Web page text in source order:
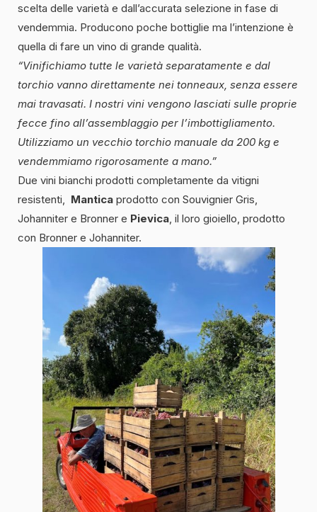
scelta delle varietà e dall’accurata selezione in fase di
vendemmia. Producono poche bottiglie ma l’intenzione è
quella di fare un vino di grande qualità.
“Vinifichiamo tutte le varietà separatamente e dal
torchio vanno direttamente nei tonneaux, senza essere
mai travasati. I nostri vini vengono lasciati sulle proprie
fecce fino all’assemblaggio per l’imbottigliamento.
Utilizziamo un vecchio torchio manuale da 200 kg e
vendemmiamo rigorosamente a mano.”
Due vini bianchi prodotti completamente da vitigni
resistenti, Mantica prodotto con Souvignier Gris,
Johanniter e Bronner e Pievica , il loro gioiello, prodotto
con Bronner e Johanniter.